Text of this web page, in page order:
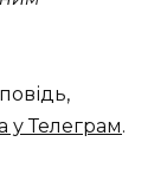
у Телеграм.